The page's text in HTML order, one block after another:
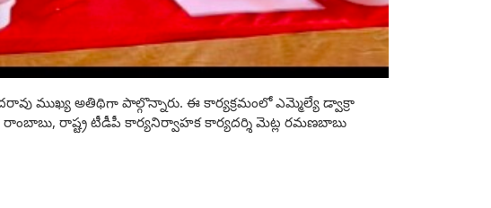
ముఖ్య అతిథిగా పాల్గొన్నారు. ఈ కార్యక్రమంలో ఎమ్మెల్యే డ్వాక్రా
రాష్ట్ర టీడీపీ కార్యనిర్వాహక కార్యదర్శి మెట్ల రమణబాబు